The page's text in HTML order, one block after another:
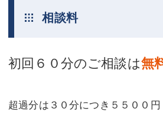
弁護士費用
相続・遺言
企業法務
不動産
離婚（夫婦間トラブル）
労働問題（解雇，残業等）
相談料
初回６０分のご相談は無
超過分は３０分につき５５００円